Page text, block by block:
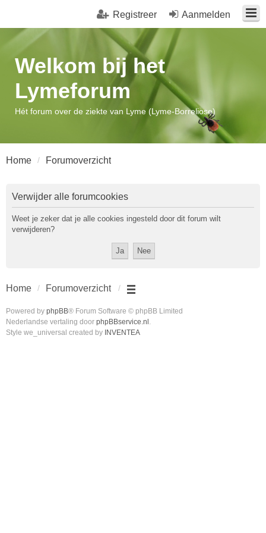
Aanmelden
Registreer
Welkom bij het
Lymeforum
Hét forum over de ziekte van Lyme (Lyme-Borreliose)
Home Forumoverzicht
Verwijder alle forumcookies
Weet je zeker dat je alle cookies ingesteld door dit forum wilt
verwijderen?
Home Forumoverzicht
Powered by phpBB® Forum Software © phpBB Limited
Nederlandse vertaling door phpBBservice.nl .
Style we_universal created by INVENTEA